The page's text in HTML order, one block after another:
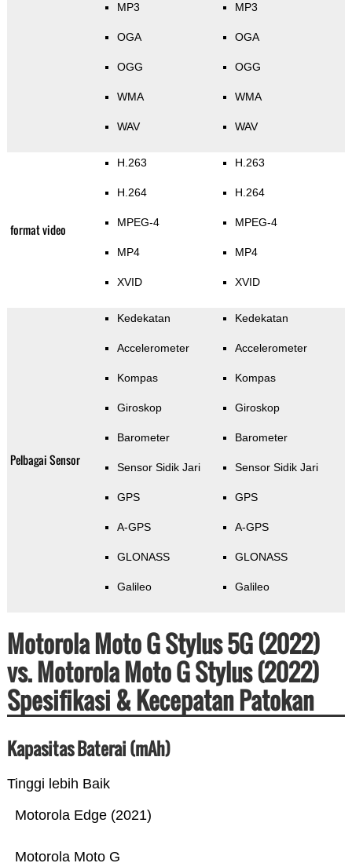
MP3
OGA
OGG
WMA
WAV
MP3
OGA
OGG
WMA
WAV
format video
H.263
H.264
MPEG-4
MP4
XVID
H.263
H.264
MPEG-4
MP4
XVID
Pelbagai Sensor
Kedekatan
Accelerometer
Kompas
Giroskop
Barometer
Sensor Sidik Jari
GPS
A-GPS
GLONASS
Galileo
Kedekatan
Accelerometer
Kompas
Giroskop
Barometer
Sensor Sidik Jari
GPS
A-GPS
GLONASS
Galileo
Motorola Moto G Stylus 5G (2022)
vs. Motorola Moto G Stylus (2022)
Spesifikasi & Kecepatan Patokan
Kapasitas Baterai (mAh)
Tinggi lebih Baik
Motorola Moto G
Motorola Edge (2021)